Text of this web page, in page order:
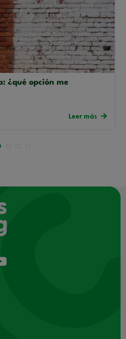
¿qué opción me
Leer más